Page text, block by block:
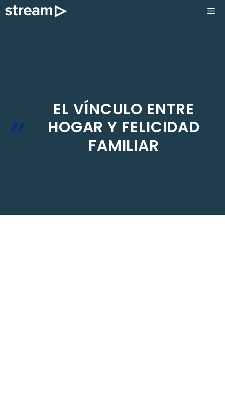
Saltar
EL VÍNCULO ENTRE
HOGAR Y FELICIDAD
FAMILIAR